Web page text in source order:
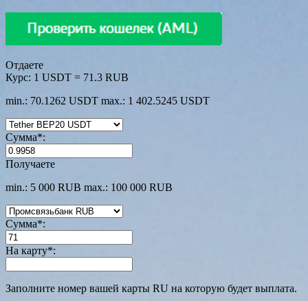
Отдаете
Курс: 1 USDT = 71.3 RUB
min.: 70.1262 USDT max.: 1 402.5245 USDT
Сумма*:
Получаете
min.: 5 000 RUB max.: 100 000 RUB
Сумма*:
На карту*:
Заполните номер вашей карты RU на которую будет выплата.